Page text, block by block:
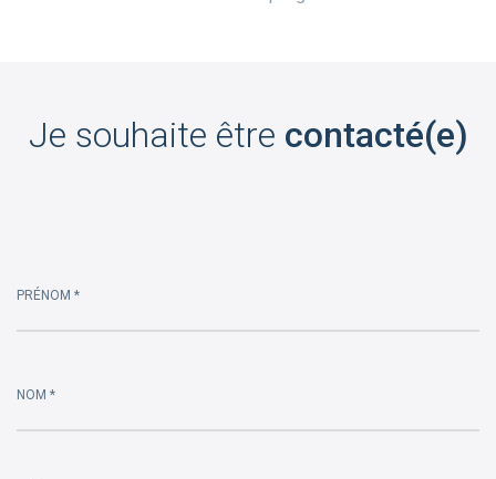
Je souhaite être contacté(e)
field
PRÉNOM *
NOM *